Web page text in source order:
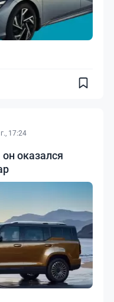
17:24
оказался